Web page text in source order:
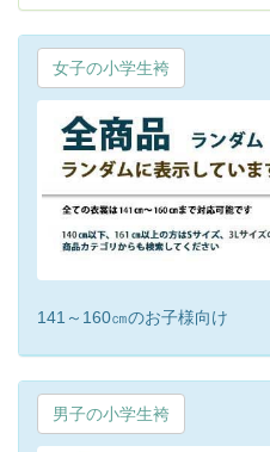
女子の小学生袴
141～160㎝のお子様向け
男子の小学生袴